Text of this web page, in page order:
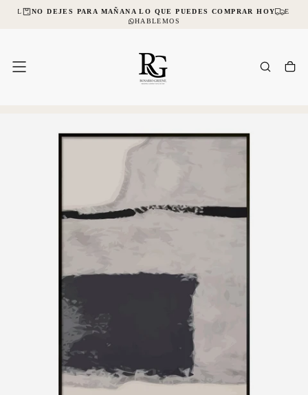
SALTARNO DEJES PARA MAÑANA LO QUE PUEDES COMPRAR HOY
HABLEMOS